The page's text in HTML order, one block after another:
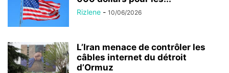
Rizlene - 10/06/2026
L’Iran menace de contrôler les
câbles internet du détroit
d’Ormuz